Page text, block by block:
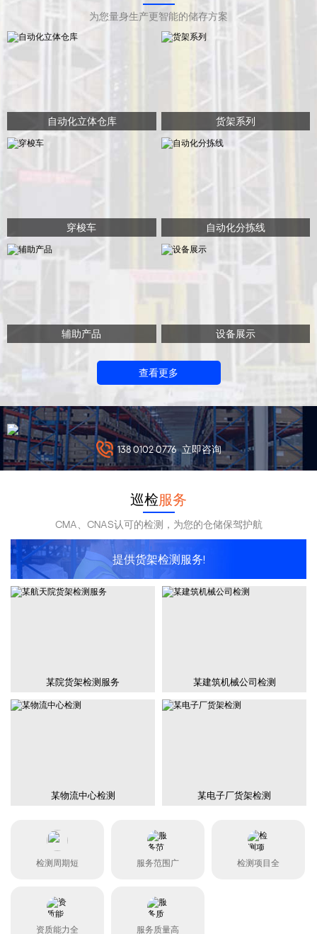
为您量身生产更智能的储存方案
自动化立体仓库 货架系列
穿梭车 自动化分拣线
辅助产品 设备展示
查看更多
138 0102 0776 立即咨询
巡检服务
CMA、CNAS认可的检测，为您的仓储保驾护航
提供货架检测服务!
某院货架检测服务 某建筑机械公司检测
某物流中心检测 某电子厂货架检测
检测周期短 服务范围广 检测项目全
资质能力全 服务质量高